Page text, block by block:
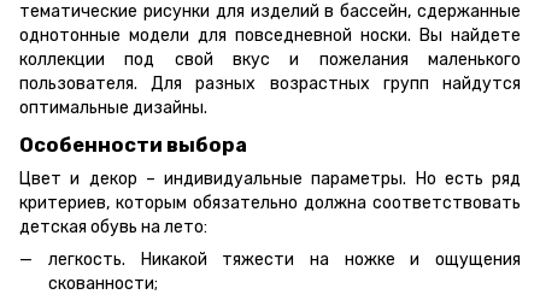
тематические рисунки для изделий в бассейн, сдержанные
однотонные модели для повседневной носки. Вы найдете
коллекции под свой вкус и пожелания маленького
пользователя. Для разных возрастных групп найдутся
оптимальные дизайны.
Особенности выбора
Цвет и декор – индивидуальные параметры. Но есть ряд
критериев, которым обязательно должна соответствовать
детская обувь на лето:
легкость. Никакой тяжести на ножке и ощущения
скованности;